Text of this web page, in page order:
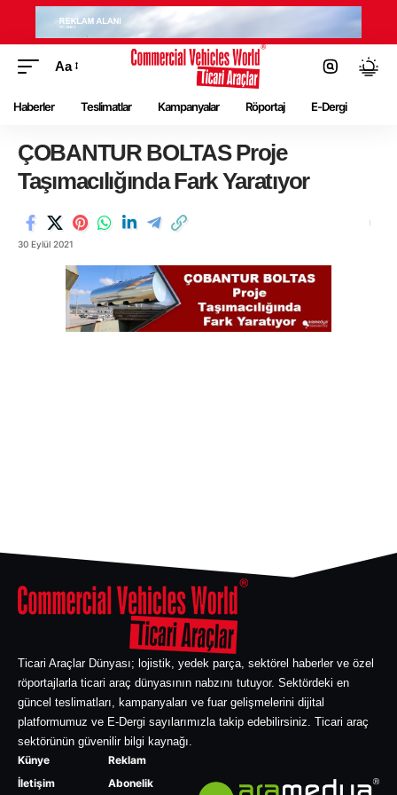
Aa
Haberler Teslimatlar Kampanyalar Röportaj E-Dergi
ÇOBANTUR BOLTAS Proje
Taşımacılığında Fark Yaratıyor
30 Eylül 2021
Ticari Araçlar Dünyası; lojistik, yedek parça, sektörel haberler ve özel
röportajlarla ticari araç dünyasının nabzını tutuyor. Sektördeki en
güncel teslimatları, kampanyaları ve fuar gelişmelerini dijital
platformumuz ve E-Dergi sayılarımızla takip edebilirsiniz. Ticari araç
sektörünün güvenilir bilgi kaynağı.
Künye
İletişim
Reklam
Abonelik